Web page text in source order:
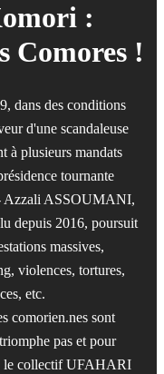
:
Comores !
dans des conditions
d'une scandaleuse
à plusieurs mandats
tournante
Azzali ASSOUMANI,
depuis 2016, poursuit
massives,
violences, tortures,
etc.
comorien.nes sont
pas et pour
le collectif UFAHARI